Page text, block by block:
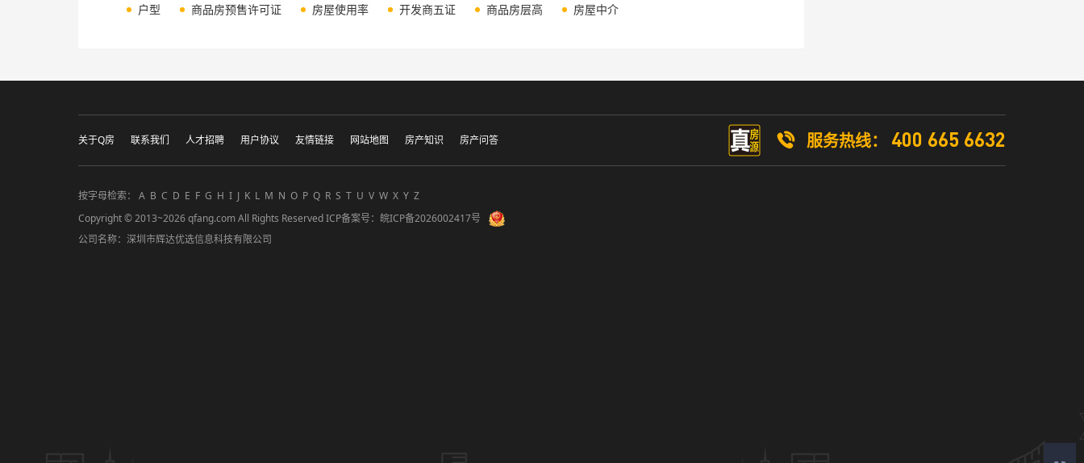
户型 商品房预售许可证 房屋使用率 开发商五证 商品房层高 房屋中介
关于Q房 联系我们 人才招聘 用户协议 友情链接 网站地图 房产知识 房产问答  服务热线： 400 665 6632
按字母检索： A B C D E F G H I J K L M N O P Q R S T U V W X Y Z
Copyright © 2013~2026 qfang.com All Rights Reserved ICP备案号： 皖ICP备2026002417号
公司名称：深圳市辉达优选信息科技有限公司